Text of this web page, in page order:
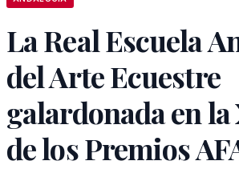
La Real Escuela
del Arte Ecuestre
galardonada en
de los Premios